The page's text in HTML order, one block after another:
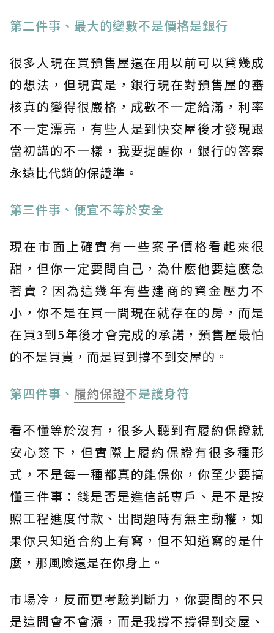
第二件事、最大的變數不是價格是銀行
很多人現在買預售屋還在用以前可以貸幾成
的想法，但現實是，銀行現在對預售屋的審
核真的變得很嚴格，成數不一定給滿，利率
不一定漂亮，有些人是到快交屋後才發現跟
當初講的不一樣，我要提醒你，銀行的答案
永遠比代銷的保證準。
第三件事、便宜不等於安全
現在市面上確實有一些案子價格看起來很
甜，但你一定要問自己，為什麼他要這麼急
著賣？因為這幾年有些建商的資金壓力不
小，你不是在買一間現在就存在的房，而是
在買3到5年後才會完成的承諾，預售屋最怕
的不是買貴，而是買到撐不到交屋的。
第四件事、 履約保證不是護身符
看不懂等於沒有，很多人聽到有履約保證就
安心簽下，但實際上履約保證有很多種形
式，不是每一種都真的能保你，你至少要搞
懂三件事：錢是否是進信託專戶、是不是按
照工程進度付款、出問題時有無主動權，如
果你只知道合約上有寫，但不知道寫的是什
麼，那風險還是在你身上。
市場冷，反而更考驗判斷力，你要問的不只
是這間會不會漲，而是我撐不撐得到交屋、